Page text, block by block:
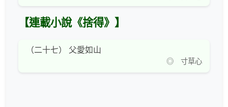
【連載小說《捨得》】
（二十七） 父愛如山
◎ 寸草心